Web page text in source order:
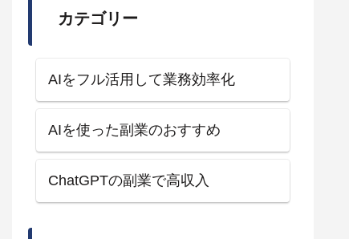
カテゴリー
AIをフル活用して業務効率化
AIを使った副業のおすすめ
ChatGPTの副業で高収入